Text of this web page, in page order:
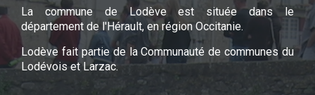
La commune de Lodève est située dans le
département de l'Hérault, en région Occitanie.
Lodève fait partie de la Communauté de communes du
Lodévois et Larzac.